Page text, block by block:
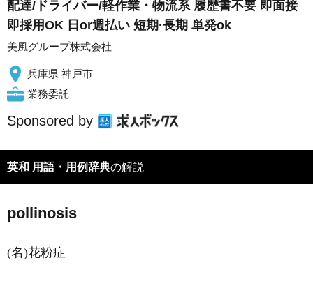
配達/ドライバー/軽作業・物流系 履歴書不要 即面接
即採用OK 日or週払い 短期·長期 単発ok
美風グループ株式会社
兵庫県 神戸市
業務委託
Sponsored by
英和 用語・用例辞典の解説
pollinosis
(名)花粉症